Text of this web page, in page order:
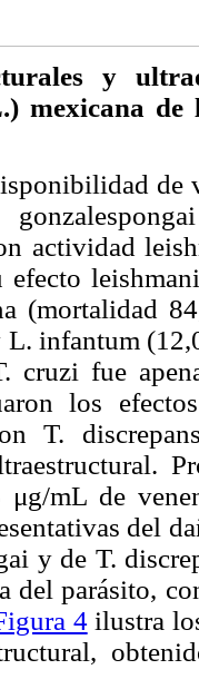
y
mexicana de
de
actividad
efecto
(mortalidad
infantum
cruzi fue
los
T.
μg/mL de
del
y de T.
del parásito,
4ilustra